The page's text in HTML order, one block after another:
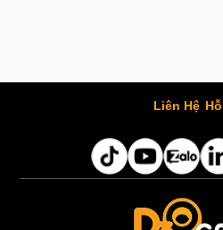
Liên Hệ